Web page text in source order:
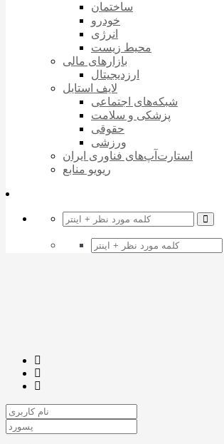
ساختمان
خودرو
انرژی
محیط زیست
بازارهای مالی
ارزدیجیتال
لایف استایل
شبکه‌های اجتماعی
پزشکی و سلامت
حقوقی
ورزشی
استارت‌آپ‌های فناوری ایران
ریویو منابع